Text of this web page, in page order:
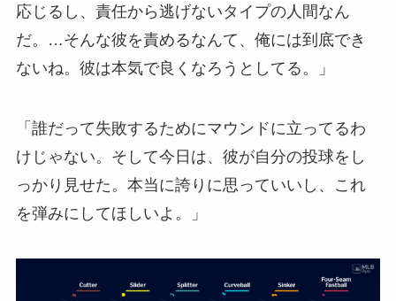
応じるし、責任から逃げないタイプの人間なん
だ。…そんな彼を責めるなんて、俺には到底でき
ないね。彼は本気で良くなろうとしてる。」
「誰だって失敗するためにマウンドに立ってるわ
けじゃない。そして今日は、彼が自分の投球をし
っかり見せた。本当に誇りに思っていいし、これ
を弾みにしてほしいよ。」